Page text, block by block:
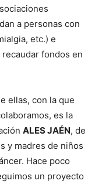
a personas con
etc.) e
fondos en
ellas, con la que
es la
ALES JAÉN, de
y madres de niños
Hace poco
un proyecto